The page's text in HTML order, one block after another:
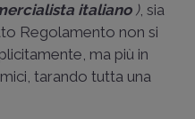
italiano ), sia
Regolamento non si
ma più in
tarando tutta una